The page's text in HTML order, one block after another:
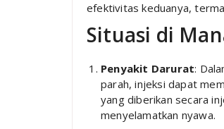
efektivitas keduanya,
Situasi di
Penyakit Darurat:
parah, injeksi dapat
yang diberikan secara
menyelamatkan nyawa.